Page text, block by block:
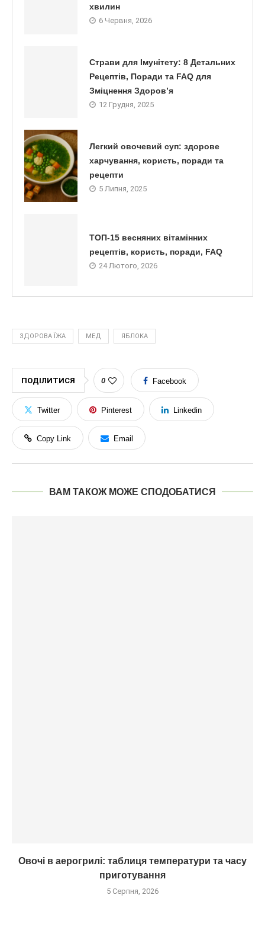
хвилин
6 Червня, 2026
Страви для Імунітету: 8 Детальних
Рецептів, Поради та FAQ для
Зміцнення Здоров’я
12 Грудня, 2025
Легкий овочевий суп: здорове
харчування, користь, поради та
рецепти
5 Липня, 2025
ТОП-15 весняних вітамінних
рецептів, користь, поради, FAQ
24 Лютого, 2026
ЗДОРОВА ЇЖА МЕД ЯБЛОКА
ПОДІЛИТИСЯ 0 Facebook
Twitter Pinterest Linkedin
Copy Link Email
ВАМ ТАКОЖ МОЖЕ СПОДОБАТИСЯ
Овочі в аерогрилі: таблиця температури та часу
приготування
5 Серпня, 2026